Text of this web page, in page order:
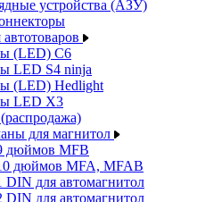
устройства (АЗУ)
(LED) C6
LED S4 ninja
(LED) Hedlight
LED X3
для магнитол
дюймов MFB
дюймов MFA, MFAB
для автомагнитол
для автомагнитол